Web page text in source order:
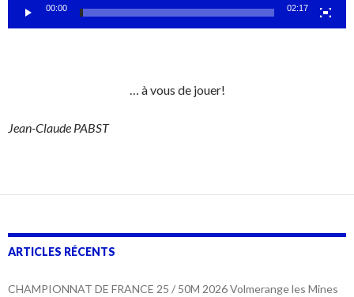
00:00 02:17
… à vous de jouer!
Jean-Claude PABST
ARTICLES RÉCENTS
CHAMPIONNAT DE FRANCE 25 / 50M 2026 Volmerange les Mines